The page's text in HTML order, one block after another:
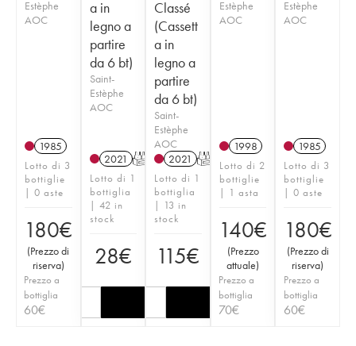
Estèphe
AOC
1985
Lotto di 3
bottiglie
| 0 aste
180€
(Prezzo di
riserva)
Prezzo a
bottiglia
60€
a in
legno a
partire
da 6 bt)
Saint-
Estèphe
AOC
2021 T
Lotto di 1
bottiglia
| 42 in
stock
28€
Classé
(Cassett
a in
legno a
partire
da 6 bt)
Saint-
Estèphe
AOC
2021 T
Lotto di 1
bottiglia
| 13 in
stock
115€
Estèphe
AOC
1998
Lotto di 2
bottiglie
| 1 asta
140€
(Prezzo
attuale)
Prezzo a
bottiglia
70€
Estèphe
AOC
1985
Lotto di 3
bottiglie
| 0 aste
180€
(Prezzo di
riserva)
Prezzo a
bottiglia
60€